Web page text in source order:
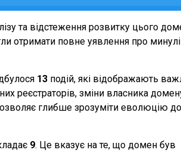
та відстеження розвитку цього
отримати повне уявлення про минулі
13 подій, які відображають
реєстраторів, зміни власника
дозволяє глибше зрозуміти еволюцію
9. Це вказує на те, що домен був